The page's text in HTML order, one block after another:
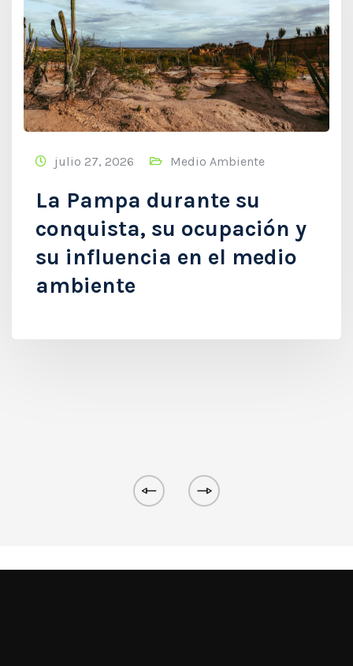
julio 27, 2026 Medio Ambiente
La Pampa durante su
conquista, su ocupación y
su influencia en el medio
ambiente